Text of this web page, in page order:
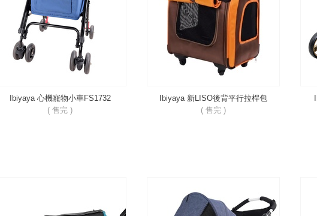
Ibiyaya 心機寵物小車FS1732
( 售完 )
Ibiyaya 新LISO後背平行拉桿包
FC1705
( 售完 )